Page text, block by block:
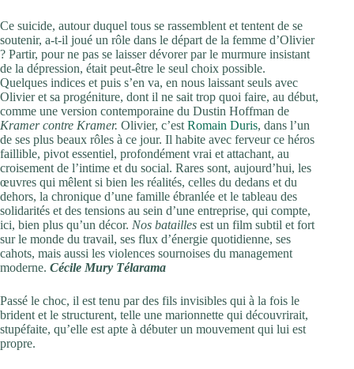
Ce suicide, autour duquel tous se rassemblent et tentent de se
soutenir, a-t-il joué un rôle dans le départ de la femme d’Olivier
? Partir, pour ne pas se laisser dévorer par le murmure insistant
de la dépression, était peut-être le seul choix possible.
Quelques indices et puis s’en va, en nous laissant seuls avec
Olivier et sa progéniture, dont il ne sait trop quoi faire, au début,
comme une version contemporaine du Dustin Hoffman de
Kramer contre Kramer. Olivier, c’est Romain Duris, dans l’un
de ses plus beaux rôles à ce jour. Il habite avec ferveur ce héros
faillible, pivot essentiel, profondément vrai et attachant, au
croisement de l’intime et du social. Rares sont, aujourd’hui, les
œuvres qui mêlent si bien les réalités, celles du dedans et du
dehors, la chronique d’une famille ébranlée et le tableau des
solidarités et des tensions au sein d’une entreprise, qui compte,
ici, bien plus qu’un décor. Nos batailles est un film subtil et fort
sur le monde du travail, ses flux d’énergie quotidienne, ses
cahots, mais aussi les violences sournoises du management
moderne. Cécile Mury Télarama
Passé le choc, il est tenu par des fils invisibles qui à la fois le
brident et le structurent, telle une marionnette qui découvrirait,
stupéfaite, qu’elle est apte à débuter un mouvement qui lui est
propre.